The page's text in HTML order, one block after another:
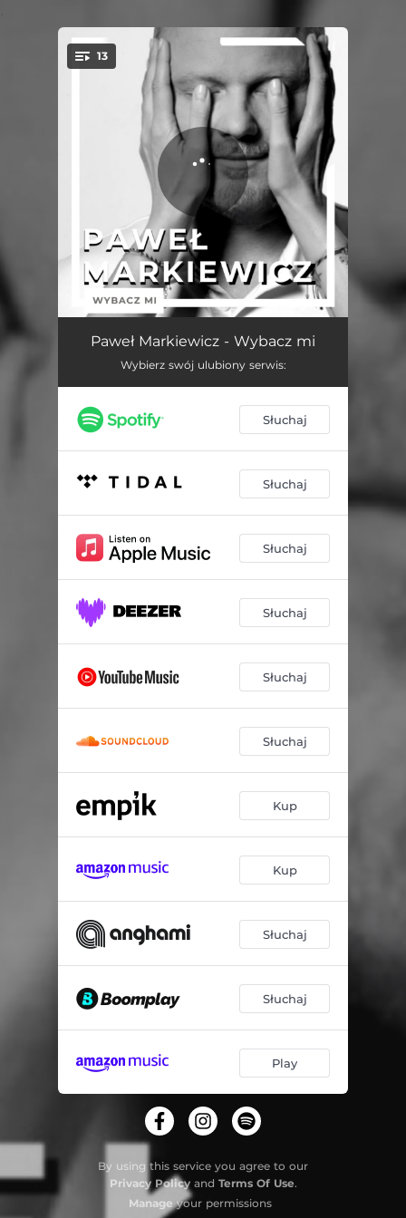
You're all set!
13
Walcz o miłość 03:50
Wybacz mi
We mnie płomień jest 03:47
Przy Tobie 02:40
Zakochana 03:37
Światła 02:48
Miłość to nie film 03:06
03:01
03:17
Płatki róż 04:03
Vabank 03:34
Paweł Markiewicz - Wybacz mi
Wybierz swój ulubiony serwis:
Słuchaj
Słuchaj
Słuchaj
Słuchaj
Słuchaj
Słuchaj
Kup
Kup
Słuchaj
Słuchaj
Play
By using this service you agree to our
Privacy Policyand Terms Of Use.
Manage your permissions